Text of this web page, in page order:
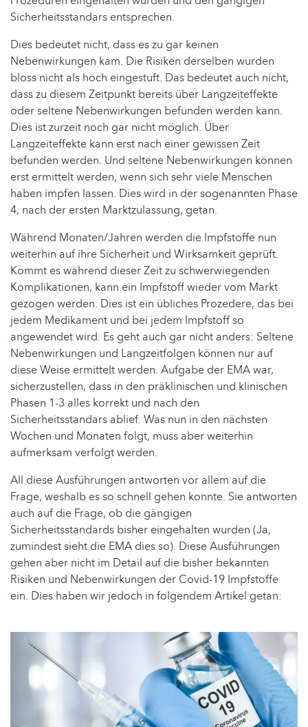
Sicherheitsstandars entsprechen.
Dies bedeutet nicht, dass es zu gar keinen
Nebenwirkungen kam. Die Risiken derselben wurden
bloss nicht als hoch eingestuft. Das bedeutet auch nicht,
dass zu diesem Zeitpunkt bereits über Langzeiteffekte
oder seltene Nebenwirkungen befunden werden kann.
Dies ist zurzeit noch gar nicht möglich. Über
Langzeiteffekte kann erst nach einer gewissen Zeit
befunden werden. Und seltene Nebenwirkungen können
erst ermittelt werden, wenn sich sehr viele Menschen
haben impfen lassen. Dies wird in der sogenannten Phase
4, nach der ersten Marktzulassung, getan.
Während Monaten/Jahren werden die Impfstoffe nun
weiterhin auf ihre Sicherheit und Wirksamkeit geprüft.
Kommt es während dieser Zeit zu schwerwiegenden
Komplikationen, kann ein Impfstoff wieder vom Markt
gezogen werden. Dies ist ein übliches Prozedere, das bei
jedem Medikament und bei jedem Impfstoff so
angewendet wird. Es geht auch gar nicht anders: Seltene
Nebenwirkungen und Langzeitfolgen können nur auf
diese Weise ermittelt werden. Aufgabe der EMA war,
sicherzustellen, dass in den präklinischen und klinischen
Phasen 1-3 alles korrekt und nach den
Sicherheitsstandars ablief. Was nun in den nächsten
Wochen und Monaten folgt, muss aber weiterhin
aufmerksam verfolgt werden.
All diese Ausführungen antworten vor allem auf die
Frage, weshalb es so schnell gehen konnte. Sie antworten
auch auf die Frage, ob die gängigen
Sicherheitsstandards bisher eingehalten wurden (Ja,
zumindest sieht die EMA dies so). Diese Ausführungen
gehen aber nicht im Detail auf die bisher bekannten
Risiken und Nebenwirkungen der Covid-19 Impfstoffe
ein. Dies haben wir jedoch in folgendem Artikel getan: